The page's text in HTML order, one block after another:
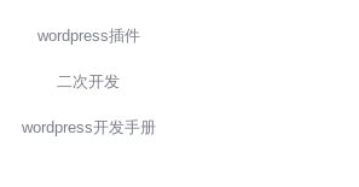
wordpress插件
二次开发
wordpress开发手册